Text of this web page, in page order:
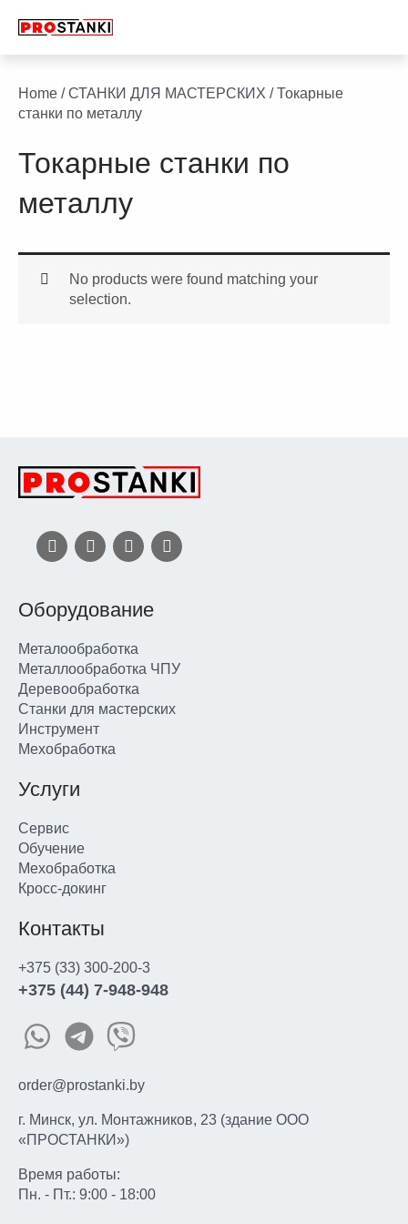
Home /СТАНКИ ДЛЯ МАСТЕРСКИХ / Токарные
станки по металлу
Токарные станки по
металлу
No products were found matching your
selection.
Оборудование
Металообработка
Металлообработка ЧПУ
Деревообработка
Станки для мастерских
Инструмент
Мехобработка
Услуги
Сервис
Обучение
Мехобработка
Кросс-докинг
Контакты
+375 (33) 300-200-3
+375 (44) 7-948-948
order@prostanki.by
г. Минск, ул. Монтажников, 23 (здание ООО
«ПРОСТАНКИ»)
Время работы:
Пн. - Пт.: 9:00 - 18:00